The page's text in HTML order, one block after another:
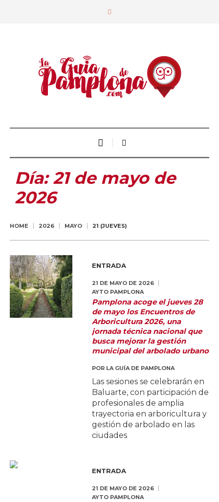
Día:21 de mayo de
2026
HOME 2026 MAYO 21 (JUEVES)
ENTRADA
21 DE MAYO DE 2026
AYTO PAMPLONA
Pamplona acoge el jueves 28
de mayo los Encuentros de
Arboricultura 2026, una
jornada técnica nacional que
busca mejorar la gestión
municipal del arbolado urbano
POR LA GUÍA DE PAMPLONA
Las sesiones se celebrarán en
Baluarte, con participación de
profesionales de amplia
trayectoria en arboricultura y
gestión de arbolado en las
ciudades
ENTRADA
21 DE MAYO DE 2026
AYTO PAMPLONA